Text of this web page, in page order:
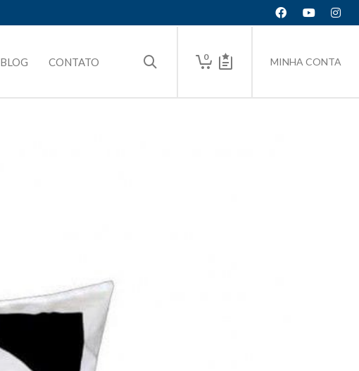
0 MINHA CONTA
BLOG CONTATO